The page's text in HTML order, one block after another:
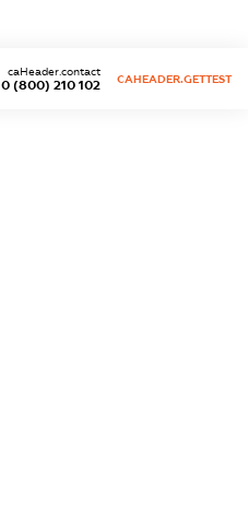
0 (800) 210 102
caHeader.contact
CAHEADER.GETTEST